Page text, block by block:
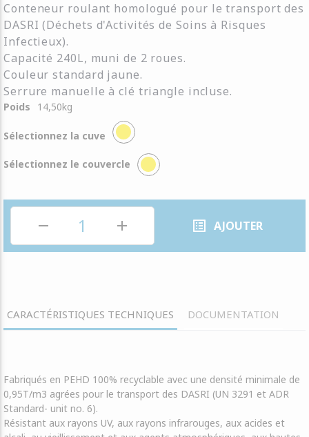
Conteneur roulant homologué pour le transport des
DASRI (Déchets d'Activités de Soins à Risques
Infectieux).
Capacité 240L, muni de 2 roues.
Couleur standard jaune.
Serrure manuelle à clé triangle incluse.
Poids 14,50kg
Sélectionnez la cuve
Sélectionnez le couvercle
remove add list_alt AJOUTER
CARACTÉRISTIQUES TECHNIQUES DOCUMENTATION
Fabriqués en PEHD 100% recyclable avec une densité minimale de
0,95T/m3 agrées pour le transport des DASRI (UN 3291 et ADR
Standard- unit no. 6).
Résistant aux rayons UV, aux rayons infrarouges, aux acides et